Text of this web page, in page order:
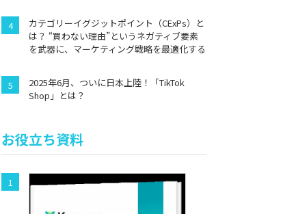
カテゴリーイグジットポイント（CExPs）と
は？ “買わない理由”というネガティブ要素
を武器に、マーケティング戦略を最適化する
2025年6月、ついに日本上陸！「TikTok
Shop」とは？
お役立ち資料